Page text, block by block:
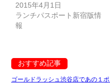
2015年4月1日
ランチパスポート新宿版情
報
おすすめ記事
ゴールドラッシュ渋谷店であの１